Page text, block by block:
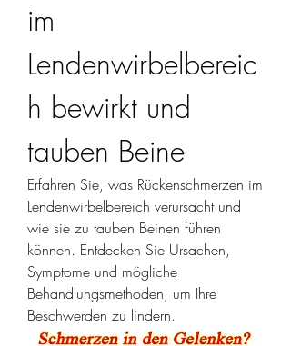
im
Lendenwirbelbereic
h bewirkt und
tauben Beine
Erfahren Sie, was Rückenschmerzen im
Lendenwirbelbereich verursacht und
wie sie zu tauben Beinen führen
können. Entdecken Sie Ursachen,
Symptome und mögliche
Behandlungsmethoden, um Ihre
Beschwerden zu lindern.